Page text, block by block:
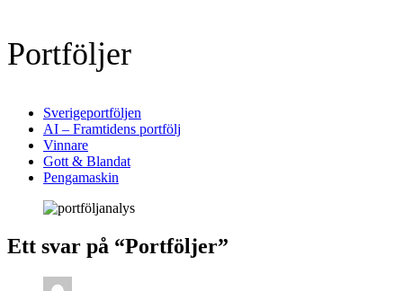
Portföljer
Sverigeportföljen
AI – Framtidens portfölj
Vinnare
Gott & Blandat
Pengamaskin
Ett svar på “Portföljer”